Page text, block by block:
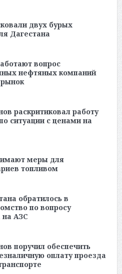
двух бурых
Дагестана
вопрос
нефтяных компаний
раскритиковал работу
ситуации с ценами на
меры для
топливом
обратилось в
по вопросу
на АЗС
поручил обеспечить
оплату проезда